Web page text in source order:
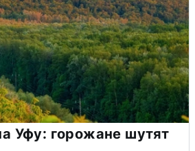
Уфу: горожане шутят